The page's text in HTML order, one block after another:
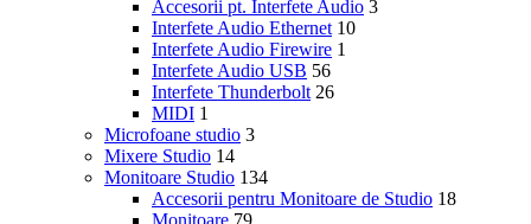
Accesorii pt. Interfete Audio 3
Interfete Audio Ethernet 10
Interfete Audio Firewire 1
Interfete Audio USB 56
Interfete Thunderbolt 26
MIDI 1
Microfoane studio 3
Mixere Studio 14
Monitoare Studio 134
Accesorii pentru Monitoare de Studio 18
Monitoare 79